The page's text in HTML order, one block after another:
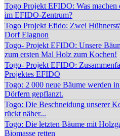
Togo Projekt EFIDO: Was machen
im EFIDO-Zentrum?
Togo Projekt Efido: Zwei
Dorf Elagnon
Togo- Projekt EFIDO: Unsere
zum ersten Mal Holz zum Kochen!
Togo- Projekt EFIDO:
Projektes EFIDO
Togo: 2 000 neue Bäume werden
Dörfern gepflanzt.
Togo: Die Beschneidung unserer
rückt näher...
Togo: Die letzten Bäume mit
Biomasse retten